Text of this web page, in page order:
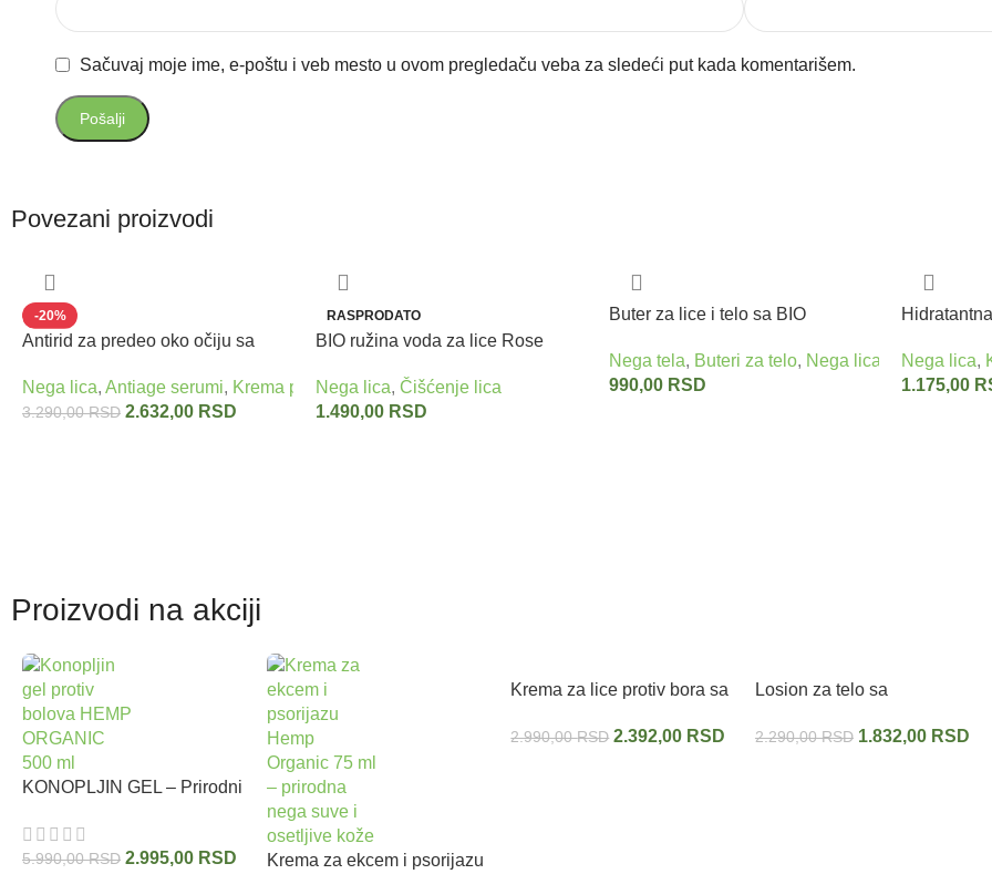
Sačuvaj moje ime, e-poštu i veb mesto u ovom pregledaču veba za sledeći put kada komentarišem.
Povezani proizvodi
-20%
Antirid za predeo oko očiju sa
CREAM SERPENS DERM 40 ml
Nega lica, Antiage serumi, Krema protiv bora, Zmijski otrov - Umesto botoksa
3.290,00RSD 2.632,00 RSD
RASPRODATO
BIO ružina voda za lice Rose
Nega lica, Čišćenje lica
1.490,00 RSD
Buter za lice i telo sa BIO
Nega tela, Buteri za telo, Nega lica
Kreme za
990,00 RSD
Nega lica,
1.175,00
Proizvodi na akciji
KONOPLJIN GEL – Prirodni
uljem semena konoplje
HEMP ORGANIC 500 ml
5.990,00RSD 2.995,00 RSD Krema za ekcem i psorijazu
Krema za lice protiv bora sa
SERPENS DERM 50 ml
2.990,00RSD 2.392,00 RSD
Losion za telo sa
otrova za strije i celulit
2.290,00RSD 1.832,00 RSD